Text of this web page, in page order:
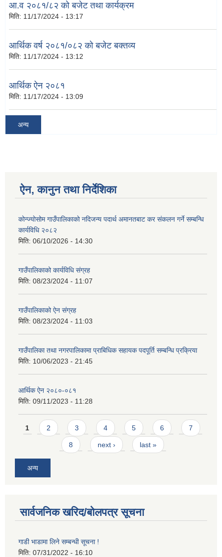
आ.व २०८१/८२ को बजेट तथा कार्यक्रम
मिति: 11/17/2024 - 13:17
आर्थिक वर्ष २०८१/०८२ को बजेट बक्तव्य
मिति: 11/17/2024 - 13:12
आर्थिक ऐन २०८१
मिति: 11/17/2024 - 13:09
अन्य
ऐन, कानुन तथा निर्देशिका
कोन्ज्योसोम गाउँपालिकाको नदिजन्य पदार्थ अमानतबाट कर संकलन गर्ने सम्बन्धि
कार्यविधि २०८२
मिति: 06/10/2026 - 14:30
गाउँपालिकाको कार्यविधि संग्रह
मिति: 08/23/2024 - 11:07
गाउँपालिकाको ऐन संग्रह
मिति: 08/23/2024 - 11:03
गाउँपालिका तथा नगरपालिकामा प्राबिधिक सहायक पदपूर्ति सम्बन्धि प्रक्रिया
मिति: 10/06/2023 - 21:45
आर्थिक ऐन २०८०-०८१
मिति: 09/11/2023 - 11:28
Pages
1 2 3 4 5 6 7
8 next › last »
अन्य
सार्वजनिक खरिद/बोलपत्र सूचना
गाडी भाडामा लिने सम्बन्धी सूचना !
मिति: 07/31/2022 - 16:10